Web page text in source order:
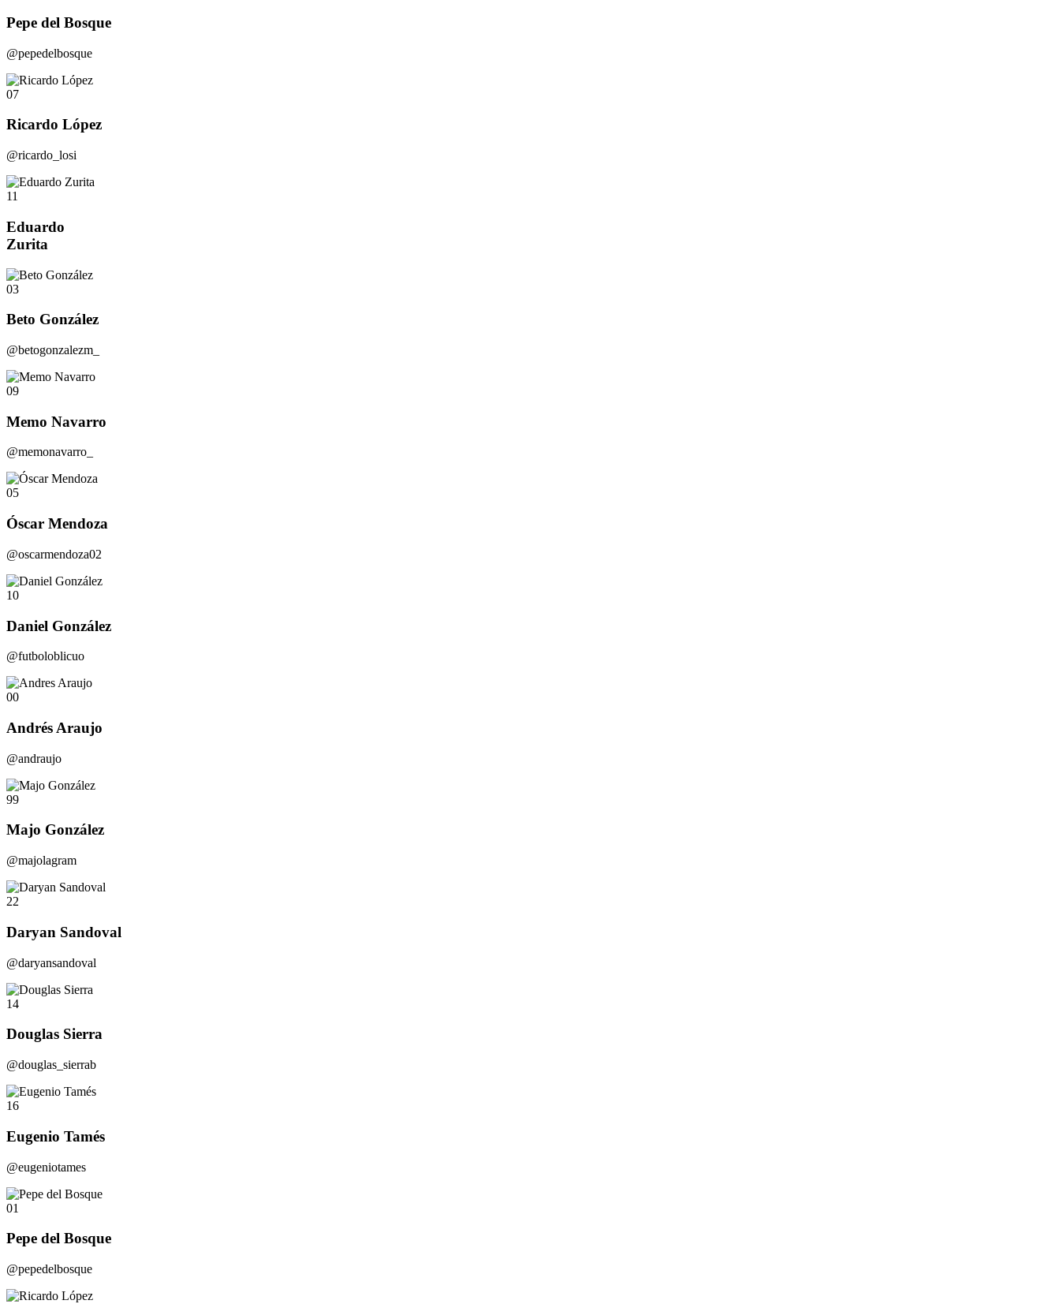
Pepe del Bosque
@pepedelbosque
07
Ricardo López
@ricardo_losi
11
Eduardo
Zurita
03
Beto González
@betogonzalezm_
09
Memo Navarro
@memonavarro_
05
Óscar Mendoza
@oscarmendoza02
10
Daniel González
@futboloblicuo
00
Andrés Araujo
@andraujo
99
Majo González
@majolagram
22
Daryan Sandoval
@daryansandoval
14
Douglas Sierra
@douglas_sierrab
16
Eugenio Tamés
@eugeniotames
01
Pepe del Bosque
@pepedelbosque